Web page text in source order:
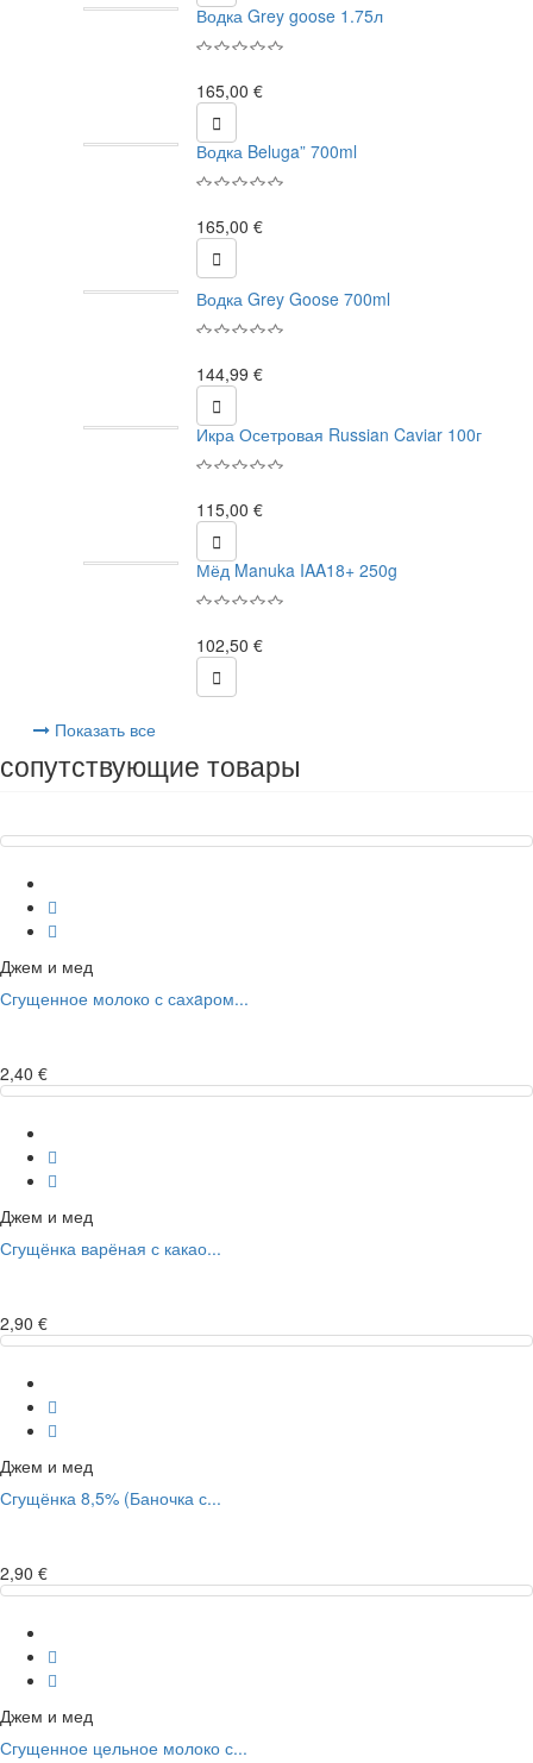
Водка Grey goose 1.75л
165,00 €

Водка Beluga” 700ml
165,00 €

Водка Grey Goose 700ml
144,99 €

Икра Осетровая Russian Caviar 100г
115,00 €

Мёд Manuka IAA18+ 250g
102,50 €

Показать все
сопутствующие товары
Джем и мед
Сгущенное молоко с сахaром...
2,40 €
Джем и мед
Сгущёнка варёная с какао...
2,90 €
Джем и мед
Сгущёнка 8,5% (Баночка с...
2,90 €
Джем и мед
Сгущенное цельное молоко с...